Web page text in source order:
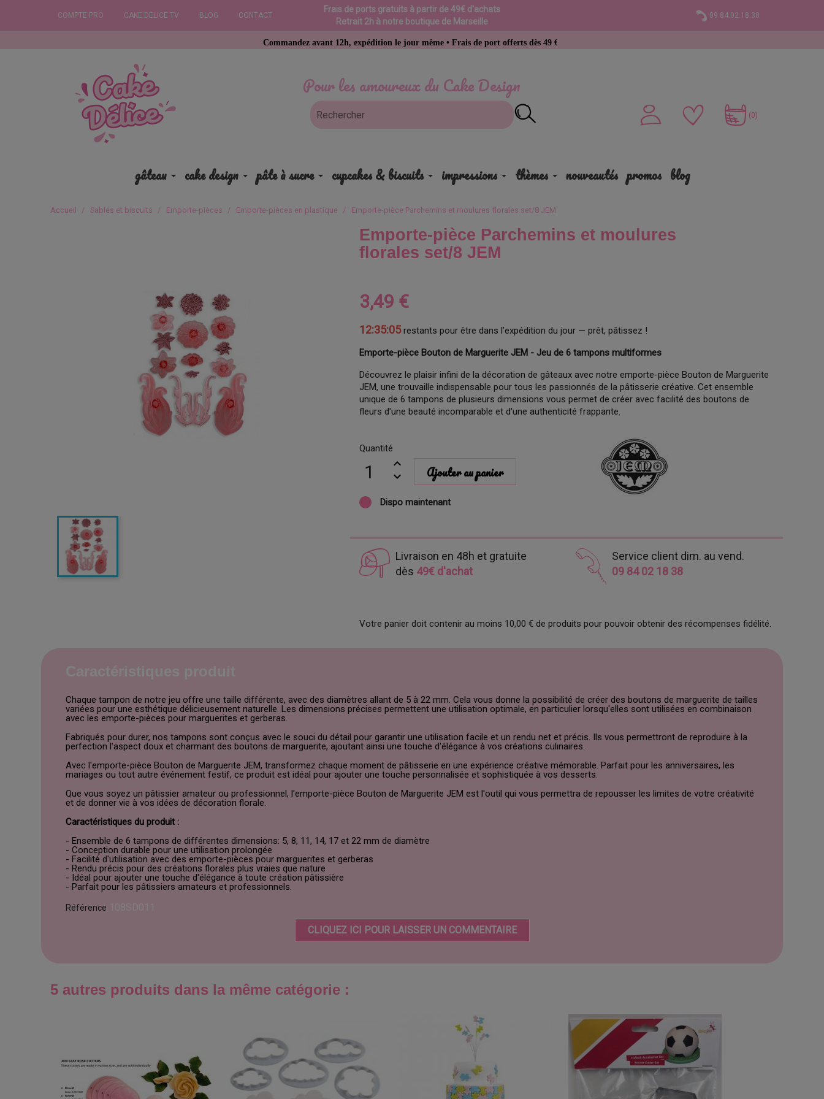
COMPTE PRO CAKE DELICE TV BLOG CONTACT
Frais de ports gratuits à partir de 49€ d'achats
Retrait 2h à notre boutique de Marseille
09.84.02.18.38
Pour les amoureux du Cake Design
Commandez avant 12h, expédition le jour même • Frais de port offerts dès 49 € d’achat
(0)
gâteau cake design pâte à sucre cupcakes & biscuits impressions thèmes nouveautés promos blog
Accueil Sablés et biscuits Emporte-pièces Emporte-pièces en plastique Emporte-pièce Parchemins et moulures florales set/8 JEM
Emporte-pièce Parchemins et moulures
florales set/8 JEM
3,49 €
12:35:04restants pour être dans l’expédition du jour — prêt, pâtissez !
Emporte-pièce Bouton de Marguerite JEM - Jeu de 6 tampons multiformes
Découvrez le plaisir infini de la décoration de gâteaux avec notre emporte-pièce Bouton de Marguerite
JEM, une trouvaille indispensable pour tous les passionnés de la pâtisserie créative. Cet ensemble
unique de 6 tampons de plusieurs dimensions vous permet de créer avec facilité des boutons de
fleurs d'une beauté incomparable et d'une authenticité frappante.
Quantité
Ajouter au panier
Dispo maintenant
Livraison en 48h et gratuite
dès 49€ d'achat
Service client dim. au vend.
09 84 02 18 38
Votre panier doit contenir au moins 10,00 € de produits pour pouvoir obtenir des récompenses fidélité.
Chaque tampon de notre jeu offre une taille différente, avec des diamètres allant de 5 à 22 mm. Cela vous donne la possibilité de créer des boutons de marguerite de tailles
variées pour une esthétique délicieusement naturelle. Les dimensions précises permettent une utilisation optimale, en particulier lorsqu'elles sont utilisées en combinaison
avec les emporte-pièces pour marguerites et gerberas.
Fabriqués pour durer, nos tampons sont conçus avec le souci du détail pour garantir une utilisation facile et un rendu net et précis. Ils vous permettront de reproduire à la
perfection l'aspect doux et charmant des boutons de marguerite, ajoutant ainsi une touche d'élégance à vos créations culinaires.
Avec l'emporte-pièce Bouton de Marguerite JEM, transformez chaque moment de pâtisserie en une expérience créative mémorable. Parfait pour les anniversaires, les
mariages ou tout autre événement festif, ce produit est idéal pour ajouter une touche personnalisée et sophistiquée à vos desserts.
Que vous soyez un pâtissier amateur ou professionnel, l'emporte-pièce Bouton de Marguerite JEM est l'outil qui vous permettra de repousser les limites de votre créativité
et de donner vie à vos idées de décoration florale.
Caractéristiques du produit :
- Ensemble de 6 tampons de différentes dimensions: 5, 8, 11, 14, 17 et 22 mm de diamètre
- Conception durable pour une utilisation prolongée
- Facilité d'utilisation avec des emporte-pièces pour marguerites et gerberas
- Rendu précis pour des créations florales plus vraies que nature
- Idéal pour ajouter une touche d'élégance à toute création pâtissière
- Parfait pour les pâtissiers amateurs et professionnels.
Référence
CLIQUEZ ICI POUR LAISSER UN COMMENTAIRE
5 autres produits dans la même catégorie :